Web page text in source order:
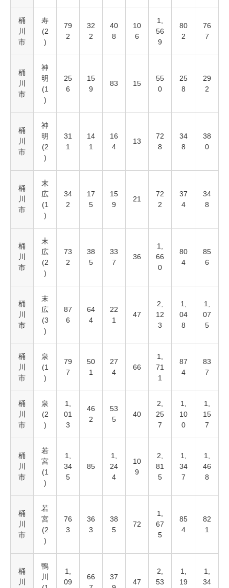
桶
川
市
寿
(2
)
79
2
32
2
40
8
10
6
1,
56
9
80
2
76
7
桶
川
市
神
明
(1
)
25
6
15
9
83 15
55
0
25
8
29
2
桶
川
市
神
明
(2
)
31
1
14
1
16
4
13
72
8
34
8
38
0
桶
川
市
末
広
(1
)
34
2
17
5
15
9
21
72
2
37
4
34
8
桶
川
市
末
広
(2
)
73
2
38
5
33
7
36
1,
66
0
80
4
85
6
桶
川
市
末
広
(3
)
87
6
64
4
22
1
47
2,
12
3
1,
04
8
1,
07
5
桶
川
市
泉
(1
)
79
7
50
1
27
4
66
1,
71
1
87
4
83
7
桶
川
市
泉
(2
)
1,
01
3
46
2
53
5
40
2,
25
7
1,
10
0
1,
15
7
桶
川
市
若
宮
(1
)
1,
34
5
85
1,
24
4
10
9
2,
81
5
1,
34
7
1,
46
8
桶
川
市
若
宮
(2
)
76
3
36
3
38
5
72
1,
67
5
85
4
82
1
桶
川
鴨
川
1,
09
66
37
47
2,
53
1,
19
1,
34